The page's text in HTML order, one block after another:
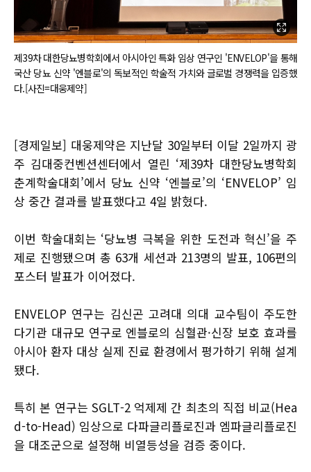
제39차 대한당뇨병학회에서 아시아인 특화 임상 연구인 'ENVELOP'을 통해
국산 당뇨 신약 '엔블로'의 독보적인 학술적 가치와 글로벌 경쟁력을 입증했
다.[사진=대웅제약]
[경제일보] 대웅제약은 지난달 30일부터 이달 2일까지 광
주 김대중컨벤션센터에서 열린 ‘제39차 대한당뇨병학회
춘계학술대회’에서 당뇨 신약 ‘엔블로’의 ‘ENVELOP’ 임
상 중간 결과를 발표했다고 4일 밝혔다.
이번 학술대회는 ‘당뇨병 극복을 위한 도전과 혁신’을 주
제로 진행됐으며 총 63개 세션과 213명의 발표, 106편의
포스터 발표가 이어졌다.
ENVELOP 연구는 김신곤 고려대 의대 교수팀이 주도한
다기관 대규모 연구로 엔블로의 심혈관·신장 보호 효과를
아시아 환자 대상 실제 진료 환경에서 평가하기 위해 설계
됐다.
특히 본 연구는 SGLT-2 억제제 간 최초의 직접 비교(Hea
d-to-Head) 임상으로 다파글리플로진과 엠파글리플로진
을 대조군으로 설정해 비열등성을 검증 중이다.